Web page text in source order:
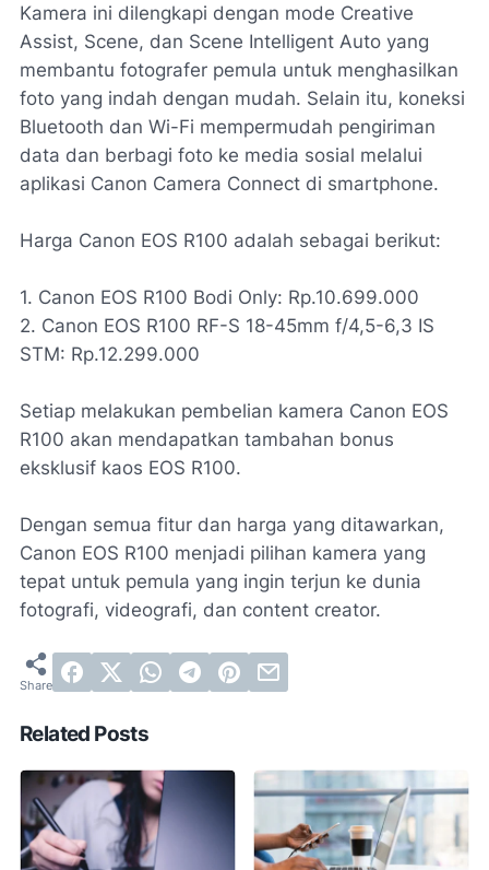
Kamera ini dilengkapi dengan mode Creative
Assist, Scene, dan Scene Intelligent Auto yang
membantu fotografer pemula untuk menghasilkan
foto yang indah dengan mudah. Selain itu, koneksi
Bluetooth dan Wi-Fi mempermudah pengiriman
data dan berbagi foto ke media sosial melalui
aplikasi Canon Camera Connect di smartphone.
Harga Canon EOS R100 adalah sebagai berikut:
1. Canon EOS R100 Bodi Only: Rp.10.699.000
2. Canon EOS R100 RF-S 18-45mm f/4,5-6,3 IS
STM: Rp.12.299.000
Setiap melakukan pembelian kamera Canon EOS
R100 akan mendapatkan tambahan bonus
eksklusif kaos EOS R100.
Dengan semua fitur dan harga yang ditawarkan,
Canon EOS R100 menjadi pilihan kamera yang
tepat untuk pemula yang ingin terjun ke dunia
fotografi, videografi, dan content creator.
Related Posts